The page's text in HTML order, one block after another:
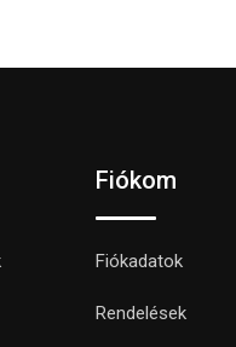
Fiókom
Fiókadatok
Rendelések